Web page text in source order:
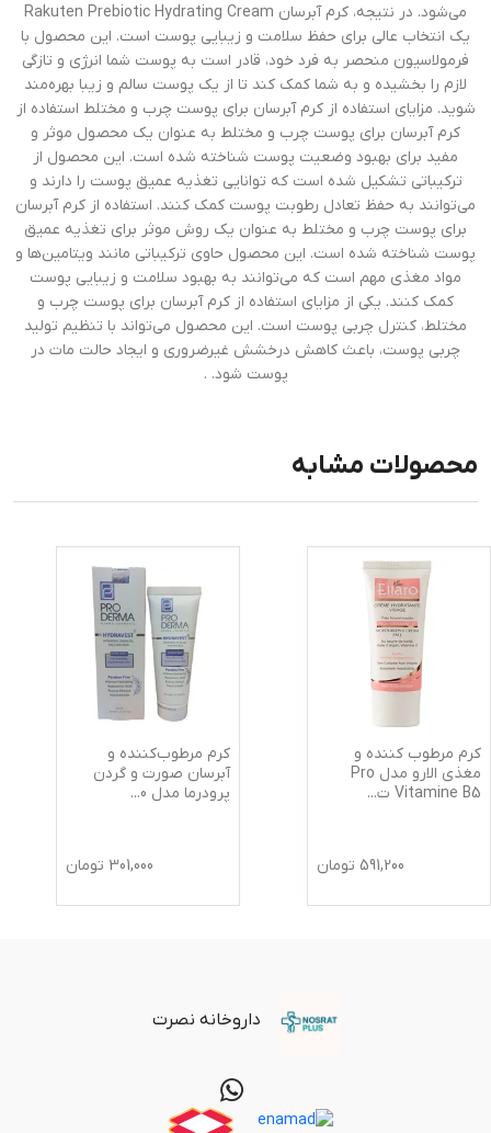
می‌شود. در نتیجه، کرم آبرسان Rakuten Prebiotic Hydrating Cream
یک انتخاب عالی برای حفظ سلامت و زیبایی پوست است. این محصول با
فرمولاسیون منحصر به فرد خود، قادر است به پوست شما انرژی و تازگی
لازم را بخشیده و به شما کمک کند تا از یک پوست سالم و زیبا بهره‌مند
شوید. مزایای استفاده از کرم آبرسان برای پوست چرب و مختلط استفاده از
کرم آبرسان برای پوست چرب و مختلط به عنوان یک محصول موثر و
مفید برای بهبود وضعیت پوست شناخته‌ شده ‌است. این محصول از
ترکیباتی تشکیل‌ شده‌ است که توانایی تغذیه عمیق پوست را دارند و
می‌توانند به حفظ تعادل رطوبت پوست کمک کنند. استفاده از کرم آبرسان
برای پوست چرب و مختلط به عنوان یک روش موثر برای تغذیه عمیق
پوست شناخته ‌شده ‌است. این محصول حاوی ترکیباتی مانند ویتامین‌ها و
مواد مغذی مهم است که می‌توانند به بهبود سلامت و زیبایی پوست
کمک کنند. یکی از مزایای استفاده از کرم آبرسان برای پوست چرب و
مختلط، کنترل چربی پوست است. این محصول می‌تواند با تنظیم تولید
چربی پوست، باعث کاهش درخشش غیرضروری و ایجاد حالت مات در
پوست شود. .
محصولات مشابه
کرم مرطوب کننده و
مغذی الارو مدل Pro
Vitamine B5 ت
...
591,200 تومان
کرم مرطوب‌کننده و
آبرسان صورت و گردن
پرودرما مدل 0
...
301,000 تومان
داروخانه نصرت